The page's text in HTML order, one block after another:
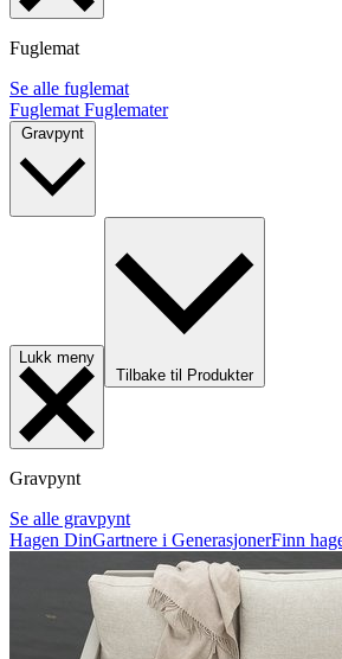
Fuglemat
Se alle fuglemat
Fuglemat Fuglemater
Lukk meny
Tilbake til Produkter
Gravpynt
Se alle gravpynt
Hagen DinGartnere i GenerasjonerFinn